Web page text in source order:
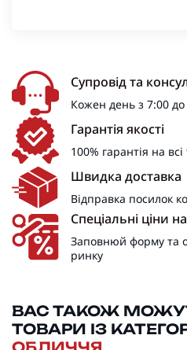
Супровід та
Кожен день з 7:00 до
Гарантія якості
100% гарантія на
Швидка доставка
Відправка посилок
Спеціальні ціни
Заповнюй форму та
ринку
ВАС ТАКОЖ
ТОВАРИ ІЗ